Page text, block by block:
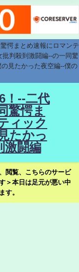
愕まとめ速報にロマンテ
判殺到激闘編--の一同驚
見たかった夜空編--僕の
！--二代
驚愕ま
ィック
たかっ
激闘編
閲覧、こちらのサービ
＞本日は足元が悪い中
す。